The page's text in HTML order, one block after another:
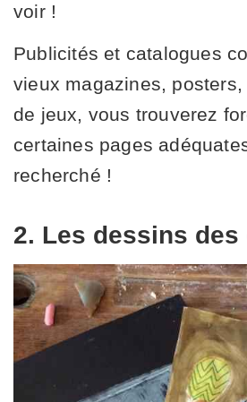
voir !
Publicités et catalogues
vieux magazines,
de jeux, vous trouverez
certaines pages
recherché !
2. Les dessins des